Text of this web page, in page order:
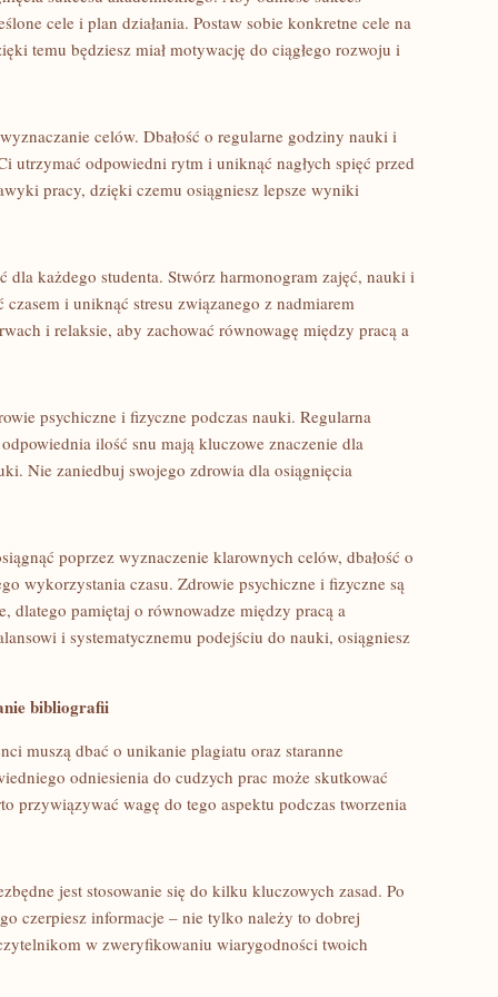
cele i plan działania. Postaw sobie konkretne cele na
temu będziesz miał motywację‍ do ciągłego rozwoju i
celów. Dbałość o regularne godziny‌ nauki i
utrzymać odpowiedni rytm i ⁣uniknąć⁢ nagłych spięć​ przed
pracy, ‌dzięki czemu osiągniesz lepsze ‍wyniki
dla każdego studenta. Stwórz harmonogram zajęć, nauki i
i uniknąć stresu związanego z nadmiarem
i relaksie, ⁣aby ​zachować ‌równowagę ‍między pracą a
psychiczne⁤ i fizyczne podczas ​nauki. Regularna
ilość snu mają kluczowe znaczenie dla⁤
Nie zaniedbuj swojego zdrowia⁢ dla⁤ osiągnięcia
poprzez wyznaczenie‍ klarownych celów, dbałość⁤ o⁤
wykorzystania czasu. Zdrowie psychiczne i fizyczne są
dlatego pamiętaj o ​równowadze między pracą​ a
⁣i systematycznemu podejściu do nauki, osiągniesz
bibliografii
muszą dbać o unikanie plagiatu oraz staranne
odniesienia do cudzych prac⁢ może skutkować‍
przywiązywać wagę ‍do tego aspektu podczas tworzenia
jest stosowanie ‌się do kilku kluczowych⁣ zasad. Po
czerpiesz informacje – ‍nie tylko należy ⁢to​ dobrej
w zweryfikowaniu wiarygodności twoich